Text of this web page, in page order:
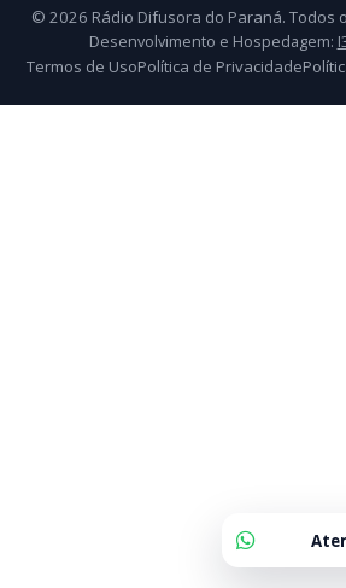
© 2026 Rádio Difusora do Paraná. Todos
Desenvolvimento e Hospedagem:
Termos de UsoPolítica de Privacidade